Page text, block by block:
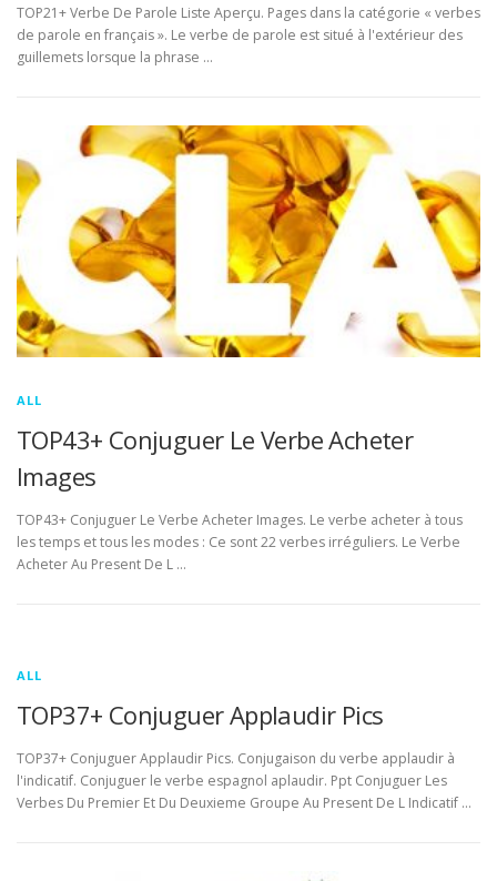
TOP21+ Verbe De Parole Liste Aperçu. Pages dans la catégorie « verbes
de parole en français ». Le verbe de parole est situé à l'extérieur des
guillemets lorsque la phrase …
ALL
TOP43+ Conjuguer Le Verbe Acheter
Images
TOP43+ Conjuguer Le Verbe Acheter Images. Le verbe acheter à tous
les temps et tous les modes : Ce sont 22 verbes irréguliers. Le Verbe
Acheter Au Present De L …
ALL
TOP37+ Conjuguer Applaudir Pics
TOP37+ Conjuguer Applaudir Pics. Conjugaison du verbe applaudir à
l'indicatif. Conjuguer le verbe espagnol aplaudir. Ppt Conjuguer Les
Verbes Du Premier Et Du Deuxieme Groupe Au Present De L Indicatif …